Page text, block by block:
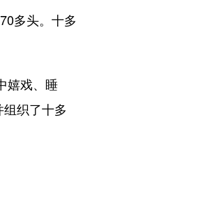
多头。十多
嬉戏、睡
织了十多